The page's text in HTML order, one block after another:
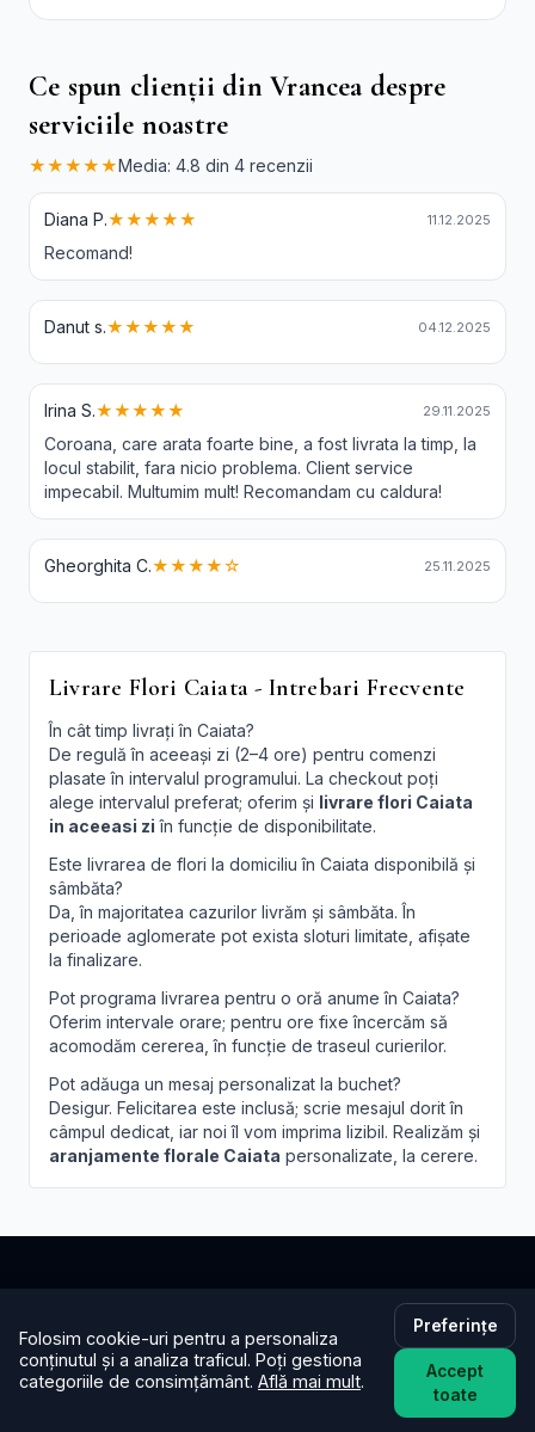
Crini
Ce spun clienții din Vrancea despre
serviciile noastre
★★★★★Media: 4.8 din 4 recenzii
Diana P.★★★★★ 11.12.2025
Recomand!
Danut s.★★★★★ 04.12.2025
Irina S.★★★★★ 29.11.2025
Coroana, care arata foarte bine, a fost livrata la timp, la
locul stabilit, fara nicio problema. Client service
impecabil. Multumim mult! Recomandam cu caldura!
Gheorghita C.★★★★☆ 25.11.2025
Livrare Flori Caiata - Intrebari Frecvente
În cât timp livrați în Caiata?
De regulă în aceeași zi (2–4 ore) pentru comenzi
plasate în intervalul programului. La checkout poți
alege intervalul preferat; oferim și livrare flori Caiata
in aceeasi zi în funcție de disponibilitate.
Este livrarea de flori la domiciliu în Caiata disponibilă și
sâmbăta?
Da, în majoritatea cazurilor livrăm și sâmbăta. În
perioade aglomerate pot exista sloturi limitate, afișate
la finalizare.
Pot programa livrarea pentru o oră anume în Caiata?
Oferim intervale orare; pentru ore fixe încercăm să
acomodăm cererea, în funcție de traseul curierilor.
Pot adăuga un mesaj personalizat la buchet?
Desigur. Felicitarea este inclusă; scrie mesajul dorit în
câmpul dedicat, iar noi îl vom imprima lizibil. Realizăm și
aranjamente florale Caiata personalizate, la cerere.
Buchete cu emoție, aranjamente cu suflet. Comandă
online flori cu livrare în aceeași zi în toată țara.
Folosim cookie-uri pentru a personaliza
conținutul și a analiza traficul. Poți gestiona
categoriile de consimțământ. Află mai mult.
Preferințe
Accept
toate